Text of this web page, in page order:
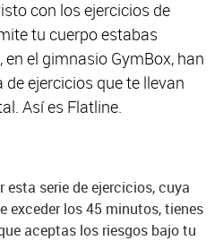
con los ejercicios de
tu cuerpo estabas
el gimnasio GymBox, han
ejercicios que te llevan
Así es Flatline.
esta serie de ejercicios, cuya
exceder los 45 minutos, tienes
aceptas los riesgos bajo tu